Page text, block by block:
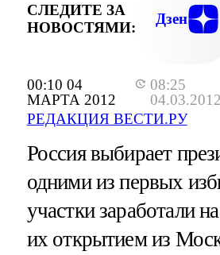
00:10 04
МАРТА 2012
08:25
04.03.2012
РЕДАКЦИЯ ВЕСТИ.РУ
СЛЕДИТЕ ЗА
НОВОСТЯМИ:
Дзен
Россия выбирает
одними из первых
участки заработали
их открытием из